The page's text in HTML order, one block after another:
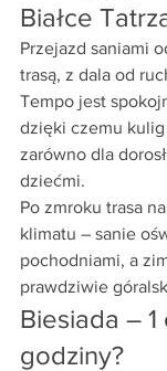
Białce
Przejazd saniami
trasą, z dala od
Tempo jest
dzięki czemu
zarówno dla
dziećmi.
Po zmroku trasa
klimatu – sanie
pochodniami, a
prawdziwie
Biesiada – 1
godziny?